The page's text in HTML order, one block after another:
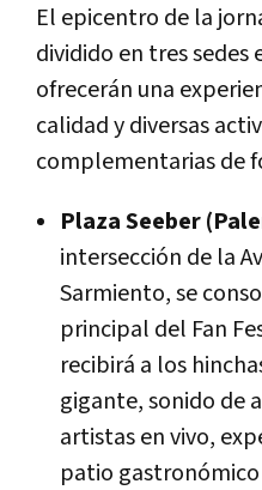
El epicentro de la
dividido en tres sedes
ofrecerán una
calidad y diversas
complementarias de
Plaza Seeber
intersección de la
Sarmiento, se
principal del Fan
recibirá a los
gigante, sonido de
artistas en vivo,
patio